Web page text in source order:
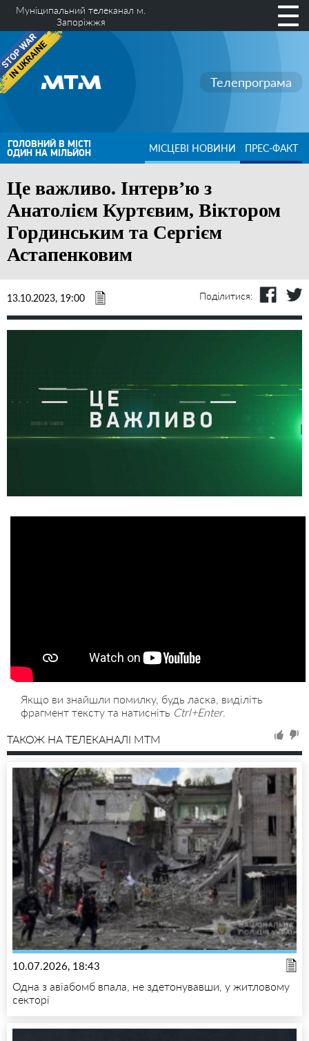
Муніципальний телеканал м.
Запоріжжя
Телепрограма
ГОЛОВНИЙ В МІСТІ
ОДИН НА МІЛЬЙОН МІСЦЕВІ НОВИНИ ПРЕС-ФАКТ
Це важливо. Інтерв’ю з
Анатолієм Куртєвим, Віктором
Гординським та Сергієм
Астапенковим
13.10.2023, 19:00 Поділитися:
Якщо ви знайшли помилку, будь ласка, виділіть
фрагмент тексту та натисніть Ctrl+Enter.
ТАКОЖ НА ТЕЛЕКАНАЛІ MTM
10.07.2026, 18:43
Одна з авіабомб впала, не здетонувавши, у житловому
секторі